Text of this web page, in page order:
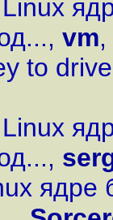
, vm,
to
,
ядре